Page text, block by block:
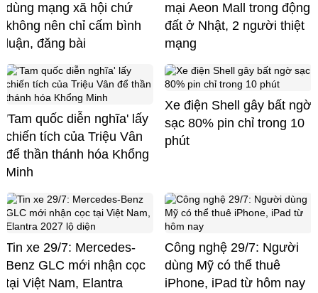
dùng mạng xã hội chứ
không nên chỉ cấm bình
luận, đăng bài
mại Aeon Mall trong động
đất ở Nhật, 2 người thiệt
mạng
'Tam quốc diễn nghĩa' lấy
chiến tích của Triệu Vân
để thần thánh hóa Khổng
Minh
Xe điện Shell gây bất ngờ
sạc 80% pin chỉ trong 10
phút
Tin xe 29/7: Mercedes-
Benz GLC mới nhận cọc
tại Việt Nam, Elantra
Công nghệ 29/7: Người
dùng Mỹ có thể thuê
iPhone, iPad từ hôm nay